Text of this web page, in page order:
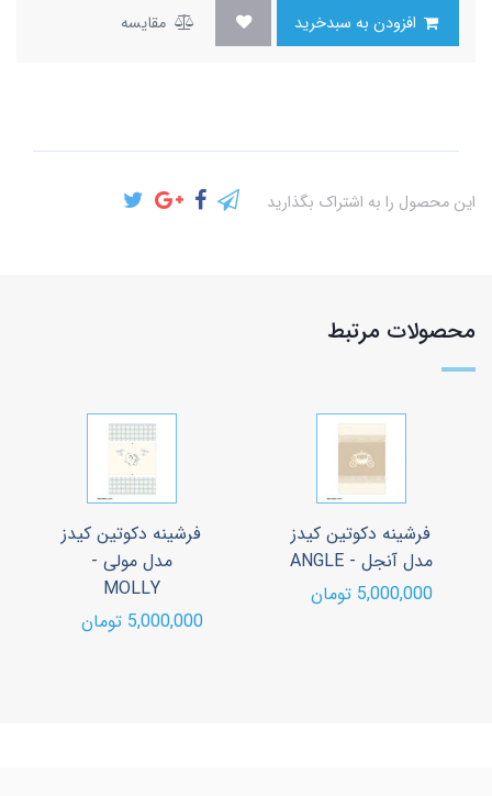
مقایسه
این محصول را به اشتراک بگذارید
محصولات مرتبط
فرشینه دکوتین کیدز
مدل آنجل - ANGLE
5,000,000 تومان
فرشینه دکوتین کیدز
مدل مولی -
MOLLY
5,000,000 تومان